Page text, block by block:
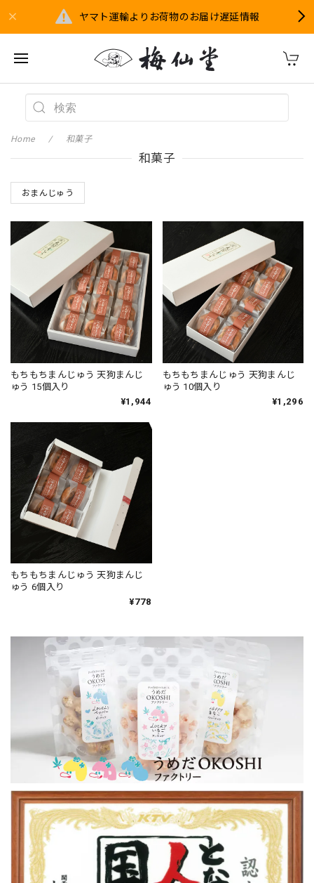
ヤマト運輸よりお荷物のお届け遅延情報
Home 和菓子
和菓子
おまんじゅう
もちもちまんじゅう 天狗まんじ
ゅう 15個入り
¥1,944
もちもちまんじゅう 天狗まんじ
ゅう 10個入り
¥1,296
もちもちまんじゅう 天狗まんじ
ゅう 6個入り
¥778